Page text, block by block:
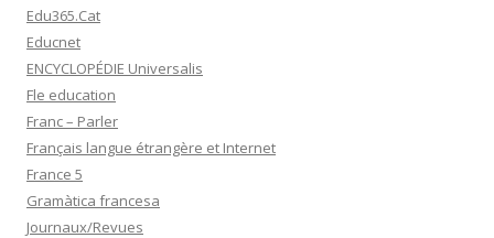
Edu365.Cat
Educnet
ENCYCLOPÉDIE Universalis
Fle education
Franc – Parler
Français langue étrangère et Internet
France 5
Gramàtica francesa
Journaux/Revues